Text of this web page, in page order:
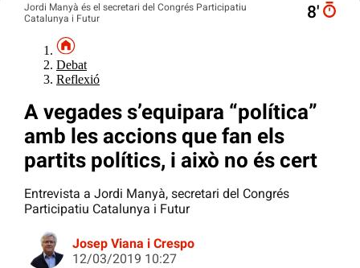
Jordi Manyà és el secretari del Congrés Participatiu
Catalunya i Futur
8′
Debat
Reflexió
A vegades s’equipara “política”
amb les accions que fan els
partits polítics, i això no és cert
Entrevista a Jordi Manyà, secretari del Congrés
Participatiu Catalunya i Futur
Josep Viana i Crespo
12/03/2019 10:27